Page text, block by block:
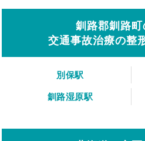
釧路郡釧路町
交通事故治療の整
別保駅
釧路湿原駅